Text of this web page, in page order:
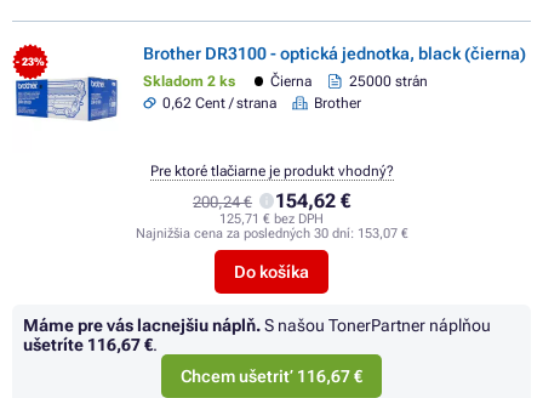
- 23% Brother DR3100 - optická jednotka, black (čierna)
Skladom 2 ks Čierna
25000 strán
0,62 Cent / strana
Brother
200,24 € 154,62 €
125,71 € bez DPH
Najnižšia cena za posledných 30 dní: 153,07 €
Do košíka
Pre ktoré tlačiarne je produkt vhodný?
Máme pre vás lacnejšiu náplň.S našou TonerPartner náplňou
ušetríte 116,67 €.
Chcem ušetriť 116,67 €